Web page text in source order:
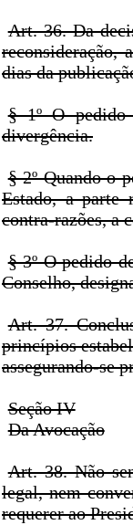
Art. 36. Da
reconsideração,
dias da
§ 1º O pedido
divergência.
§ 2º Quando o
Estado, a parte
contra-razões, a
§ 3º O pedido
Conselho,
Art. 37.
princípios
assegurando-se
Seção IV
Da Avocação
Art. 38. Não
legal, nem
requerer ao